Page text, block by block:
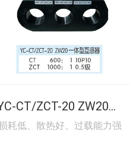
YC-CT/ZCT-20 ZW20一体型互感器
耗低、散热好、过载能力强